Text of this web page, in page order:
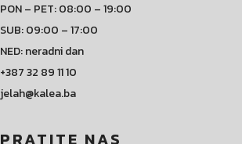
PON – PET: 08:00 – 19:00
SUB: 09:00 – 17:00
NED: neradni dan
+387 32 89 11 10
jelah@kalea.ba
PRATITE NAS